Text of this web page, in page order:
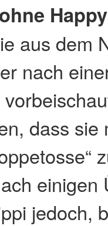
aus dem
nach
dass sie
einigen
jedoch,